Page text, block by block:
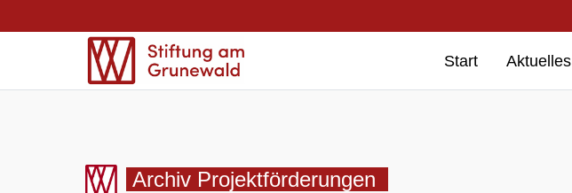
Start Aktuelles
Archiv Projektförderungen